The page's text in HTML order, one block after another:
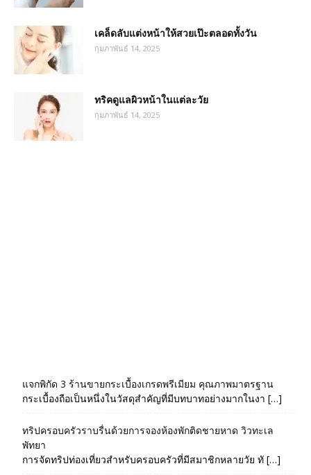
เคล็ดลับแต่งหน้าให้สวยเป๊ะตลอดทั้งวัน
กุมภาพันธ์ 14, 2025
ทริคดูแลผิวหน้าในแต่ละวัย
กุมภาพันธ์ 14, 2025
แจกพิกัด 3 ร้านขายกระเบื้องเกรดพรีเมียม คุณภาพมาตรฐาน
กระเบื้องถือเป็นหนึ่งในวัสดุสำคัญที่มีบทบาทอย่างมากในงา […]
ทริปครอบครัวราบรื่นด้วยการจองห้องพักติดชายหาด วิวทะเล
พัทยา
การจัดทริปท่องเที่ยวสำหรับครอบครัวที่มีสมาชิกหลายวัย ทั […]